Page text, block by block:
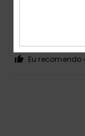
Tamanho perfeito
Eu recomendo